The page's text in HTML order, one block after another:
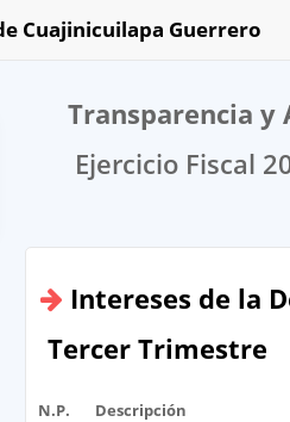
Cuajinicuilapa Guerrero
Transparencia y
Ejercicio Fiscal
Intereses de la
Tercer Trimestre
N.P. Descripción